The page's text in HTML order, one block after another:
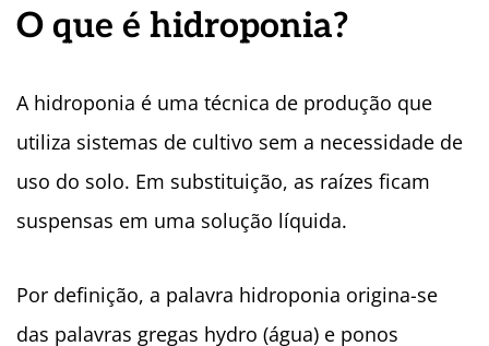
O que é hidroponia?
A hidroponia é uma técnica de produção que
utiliza sistemas de cultivo sem a necessidade de
uso do solo. Em substituição, as raízes ficam
suspensas em uma solução líquida.
Por definição, a palavra hidroponia origina-se
das palavras gregas hydro (água) e ponos